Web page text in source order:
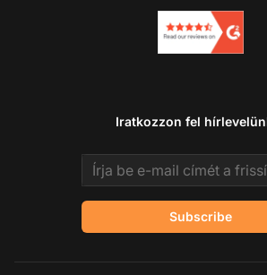
Iratkozzon fel
Email address
Subscribe